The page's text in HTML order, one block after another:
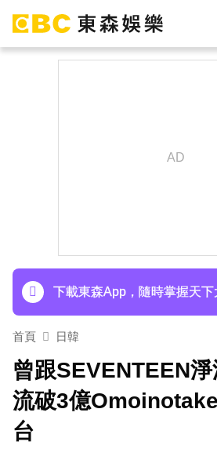
下載東森App，隨時掌握天下
首頁 日韓
曾跟SEVENTEEN
流破3億
台